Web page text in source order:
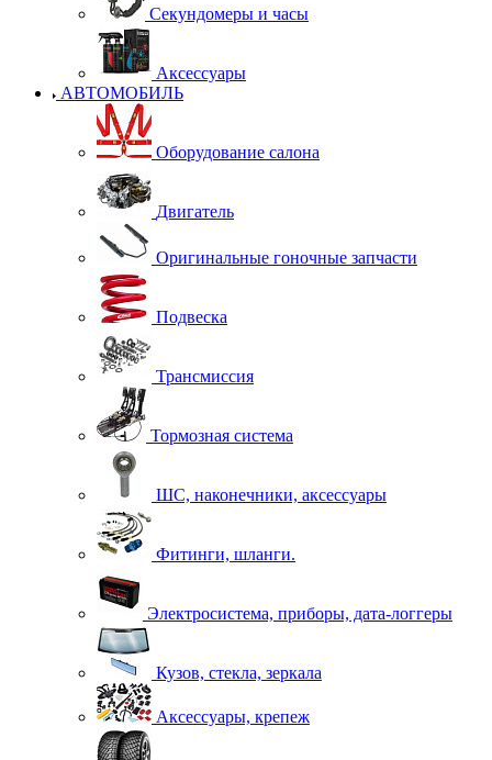
Секундомеры и часы
Аксессуары
АВТОМОБИЛЬ
Оборудование салона
Двигатель
Оригинальные гоночные запчасти
Подвеска
Трансмиссия
Тормозная система
ШС, наконечники, аксессуары
Фитинги, шланги.
Электросистема, приборы, дата-логгеры
Кузов, стекла, зеркала
Аксессуары, крепеж